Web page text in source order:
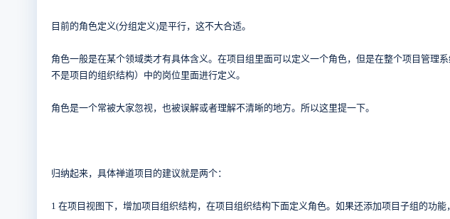
目前的角色定义(分组定义)是平行，这不大合适。
角色一般是在某个领域类才有具体含义。在项目组里面可以定义一个角色，但是在整个项目管理
不是项目的组织结构）中的岗位里面进行定义。
角色是一个常被大家忽视，也被误解或者理解不清晰的地方。所以这里提一下。
归纳起来，具体禅道项目的建议就是两个：
1 在项目视图下，增加项目组织结构，在项目组织结构下面定义角色。如果还添加项目子组的功能